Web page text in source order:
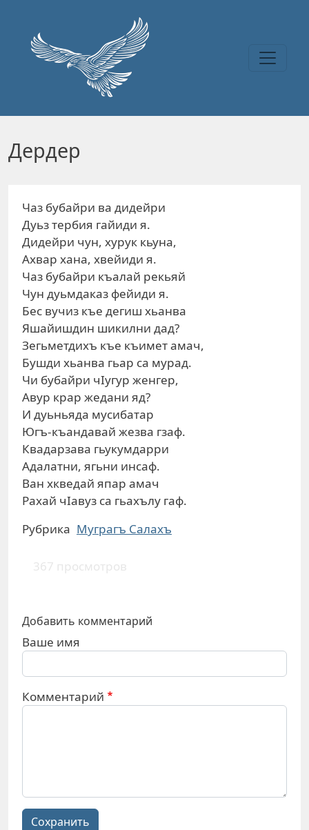
Дердер
Чаз бубайри ва дидейри
Дуьз тербия гайиди я.
Дидейри чун, хурук кьуна,
Ахвар хана, хвейиди я.
Чаз бубайри къалай рекьяй
Чун дуьмдаказ фейиди я.
Бес вучиз къе дегиш хьанва
Яшайишдин шикилни дад?
Зегьметдихъ къе къимет амач,
Бушди хьанва гьар са мурад.
Чи бубайри чIугур женгер,
Авур крар жедани яд?
И дуьньяда мусибатар
Югъ-къандавай жезва гзаф.
Квадарзава гьукумдарри
Адалатни, ягьни инсаф.
Ван хкведай япар амач
Рахай чIавуз са гьахълу гаф.
Рубрика Муграгъ Салахъ
367 просмотров
Добавить комментарий
Ваше имя
Комментарий
Сохранить